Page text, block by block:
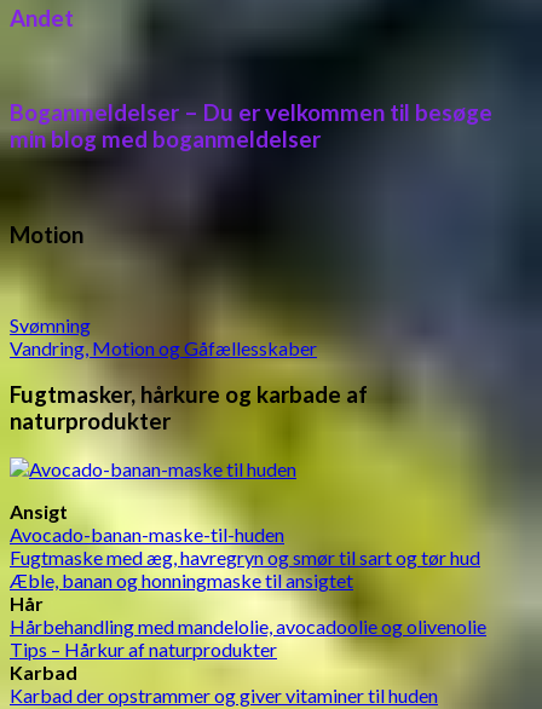
Andet
Boganmeldelser – Du er velkommen til besøge
min blog med boganmeldelser
Motion
Svømning
Vandring, Motion og Gåfællesskaber
Fugtmasker, hårkure og karbade af
naturprodukter
Ansigt
Avocado-banan-maske-til-huden
Fugtmaske med æg, havregryn og smør til sart og tør hud
Æble, banan og honningmaske til ansigtet
Hår
Hårbehandling med mandelolie, avocadoolie og olivenolie
Tips – Hårkur af naturprodukter
Karbad
Karbad der opstrammer og giver vitaminer til huden